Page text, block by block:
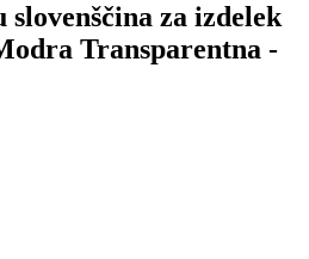
za izdelek
Transparentna -